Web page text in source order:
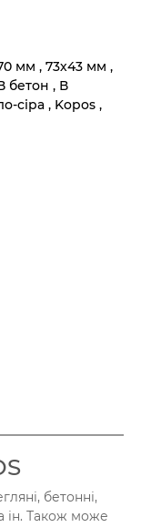
мм , 73х43 мм ,
бетон , В
сіра , Kopos ,
бетонні,
ін. Також може